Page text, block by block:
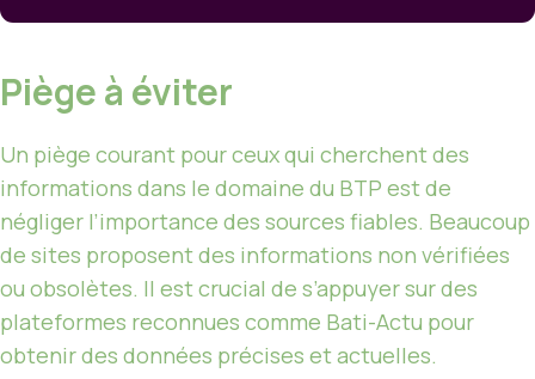
Piège à éviter
Un piège courant pour ceux qui cherchent des
informations dans le domaine du BTP est de
négliger l’importance des sources fiables. Beaucoup
de sites proposent des informations non vérifiées
ou obsolètes. Il est crucial de s’appuyer sur des
plateformes reconnues comme Bati-Actu pour
obtenir des données précises et actuelles.